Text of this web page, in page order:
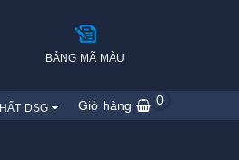
BẢNG MÃ MÀU
DSG Giỏ hàng 0